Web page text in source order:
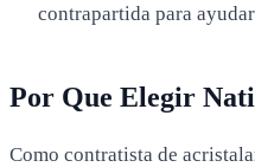
contrapartida para
Por Que Elegir
Como contratista de